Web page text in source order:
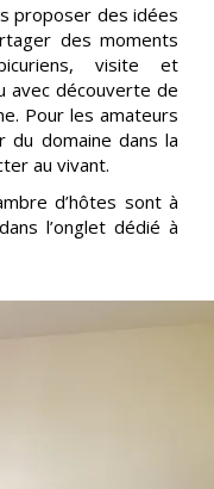
proposer des idées
des moments
visite et
avec découverte de
Pour les amateurs
du domaine dans la
au vivant.
d’hôtes sont à
l’onglet dédié à